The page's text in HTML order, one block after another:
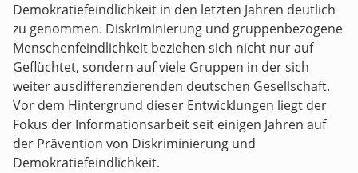
Demokratiefeindlichkeit in den letzten Jahren deutlich
zu genommen. Diskriminierung und gruppenbezogene
Menschenfeindlichkeit beziehen sich nicht nur auf
Geflüchtet, sondern auf viele Gruppen in der sich
weiter ausdifferenzierenden deutschen Gesellschaft.
Vor dem Hintergrund dieser Entwicklungen liegt der
Fokus der Informationsarbeit seit einigen Jahren auf
der Prävention von Diskriminierung und
Demokratiefeindlichkeit.